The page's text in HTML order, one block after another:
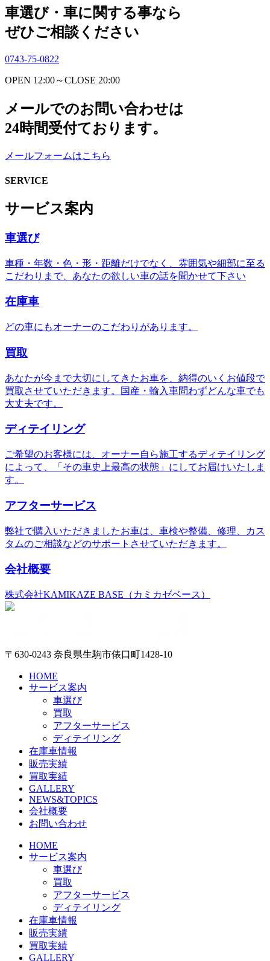
車選び・車に関する事なら
ぜひご相談ください
0743-75-0822
OPEN 12:00～CLOSE 20:00
メールでのお問い合わせは
24時間受付ております。
メールフォームはこちら
SERVICE
サービス案内
車選び
車種・年数・色・形・距離だけでなく、雰囲気や細部に至る
こだわりまで、あなたの欲しい車の話を聞かせて下さい
在庫車
どの車にもオーナーのこだわりがあります。
買取
あなたが今まで大切にしてきたお車を、納得のいくお値段で
買取させていただきます。国産・輸入車問わずどんな車でも
大丈夫です。
ディテイリング
ご希望のお客様には、オーナー自ら施工するディテイリング
によって、「その車史上最高の状態」にしてお届けいたしま
す。
アフターサービス
弊社で購入いただきましたお車は、車検や整備、修理、カス
タムのご相談などのサポートさせていただきます。
会社概要
株式会社KAMIKAZE BASE（カミカゼベース）
〒630-0243 奈良県生駒市俵口町1428-10
HOME
サービス案内
車選び
買取
アフターサービス
ディテイリング
在庫車情報
販売実績
買取実績
GALLERY
NEWS&TOPICS
会社概要
お問い合わせ
HOME
サービス案内
車選び
買取
アフターサービス
ディテイリング
在庫車情報
販売実績
買取実績
GALLERY